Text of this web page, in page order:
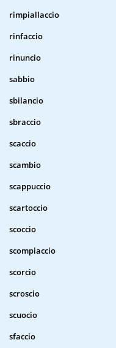
rimpiallaccio
rinfaccio
rinuncio
sabbio
sbilancio
sbraccio
scaccio
scambio
scappuccio
scartoccio
scoccio
scompiaccio
scorcio
scroscio
scuocio
sfaccio